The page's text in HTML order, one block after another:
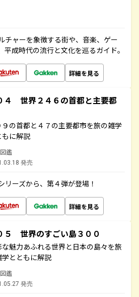
チャーを象徴する街や、音楽、ゲー
成時代の流行と文化を巡るガイド。
詳細を見る
４ 世界２４６の首都と主要都
９の首都と４７の主要都市を旅の雑学
もに解説
鑑
発売
リーズから、第４弾が登場！
詳細を見る
５ 世界のすごい島３００
な魅力あふれる世界と日本の島々を旅
学とともに解説
鑑
発売